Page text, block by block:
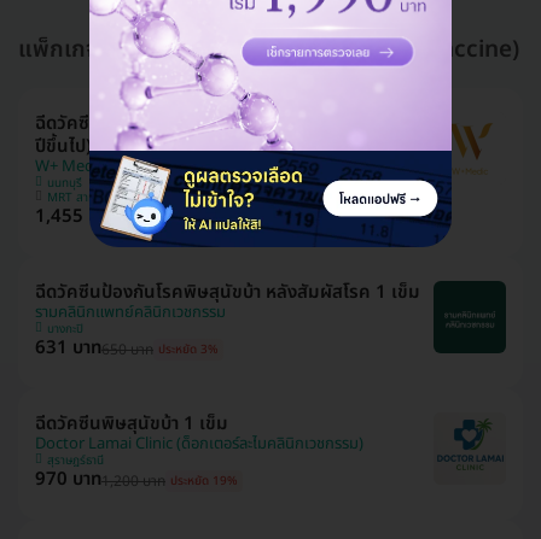
แพ็กเกจอื่นใน ฉีดวัคซีนพิษสุนัขบ้า (Rabies Vaccine)
ฉีดวัคซีนป้องกันพิษสุนัขบ้าก่อนสัมผัสเชื้อ 1 เข็ม (15
ปีขึ้นไป)
W+ Medic
นนทบุรี
MRT สามแยกบางใหญ่
1,455 บาท 1,500 บาท ประหยัด 3%
ฉีดวัคซีนป้องกันโรคพิษสุนัขบ้า หลังสัมผัสโรค 1 เข็ม
รามคลินิกแพทย์คลินิกเวชกรรม
บางกะปิ
631 บาท650 บาท ประหยัด 3%
ฉีดวัคซีนพิษสุนัขบ้า 1 เข็ม
Doctor Lamai Clinic (ด็อกเตอร์ละไมคลินิกเวชกรรม)
สุราษฎร์ธานี
970 บาท1,200 บาท ประหยัด 19%